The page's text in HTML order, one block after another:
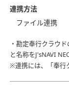
連携方法
ファイル連携
・勘定奉行クラウ
と名称をJ'sNAVI
※連携には、「奉行